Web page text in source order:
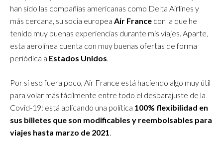
han sido las compañías americanas como Delta Airlines y
más cercana, su socia europea Air France con la que he
tenido muy buenas experiencias durante mis viajes. Aparte,
esta aerolínea cuenta con muy buenas ofertas de forma
periódica a Estados Unidos
Por si eso fuera poco, Air France está haciendo algo muy útil
para volar más fácilmente entre todo el desbarajuste de la
Covid-19: está aplicando una política 100% flexibilidad en
sus billetes que son modificables y reembolsables para
viajes hasta marzo de 2021